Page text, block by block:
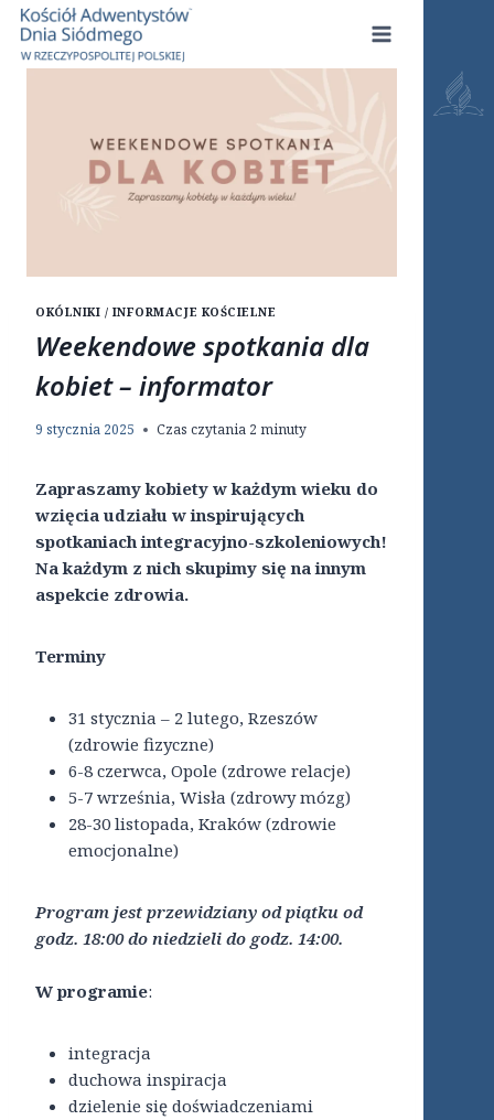
Przejdź
treści
OKÓLNIKI / INFORMACJE KOŚCIELNE
Weekendowe spotkania dla
kobiet – informator
9 stycznia 2025 Czas czytania 2 minuty
Zapraszamy kobiety w każdym wieku do
wzięcia udziału w inspirujących
spotkaniach integracyjno-szkoleniowych!
Na każdym z nich skupimy się na innym
aspekcie zdrowia.
Terminy
31 stycznia – 2 lutego, Rzeszów
(zdrowie fizyczne)
6-8 czerwca, Opole (zdrowe relacje)
5-7 września, Wisła (zdrowy mózg)
28-30 listopada, Kraków (zdrowie
emocjonalne)
Program jest przewidziany od piątku od
godz. 18:00 do niedzieli do godz. 14:00.
W programie:
integracja
duchowa inspiracja
dzielenie się doświadczeniami